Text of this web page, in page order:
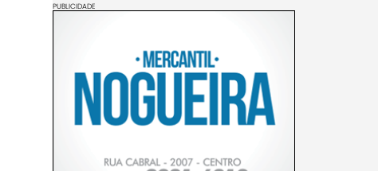
PUBLICIDADE